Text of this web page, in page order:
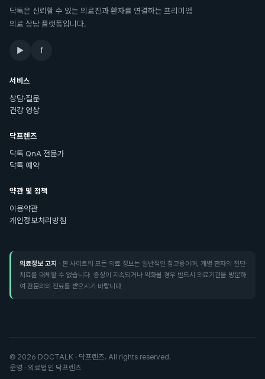
닥톡은 신뢰할 수 있는 의료진과 환자를 연결하는 프리미엄
의료 상담 플랫폼입니다.
▶ f
서비스
상담·질문
건강 영상
닥프렌즈
닥톡 QnA 전문가
닥톡 예약
약관 및 정책
이용약관
개인정보처리방침
의료정보 고지 · 본 사이트의 모든 의료 정보는 일반적인 참고용이며, 개별 환자의 진단·
치료를 대체할 수 없습니다. 증상이 지속되거나 악화될 경우 반드시 의료기관을 방문하
여 전문의의 진료를 받으시기 바랍니다.
© 2026 DOCTALK · 닥프렌즈. All rights reserved.
운영 · 의료법인 닥프렌즈